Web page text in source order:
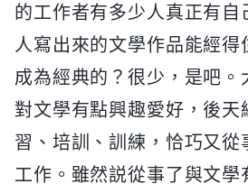
的工作者有多少人真正有自
人寫出來的文學作品能經得
成為經典的？很少，是吧。
對文學有點興趣愛好，後天
習、培訓、訓練，恰巧又從
工作。雖然説從事了與文學